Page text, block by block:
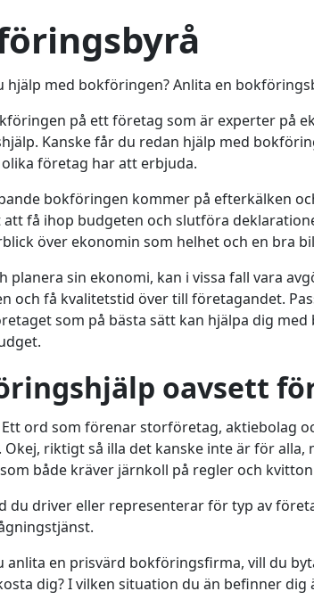
hjälp med bokföringen? Anlita en
på ett företag som är experter på
Kanske får du redan hjälp med
olika företag har att erbjuda.
bokföringen kommer på efterkälken
få ihop budgeten och slutföra
över ekonomin som helhet och en bra
planera sin ekonomi, kan i vissa fall vara
och få kvalitetstid över till företagandet.
som på bästa sätt kan hjälpa dig
oavsett
ord som förenar storföretag, aktiebolag
Okej, riktigt så illa det kanske inte är för
både kräver järnkoll på regler och
du driver eller representerar för typ av
anlita en prisvärd bokföringsfirma, vill du
dig? I vilken situation du än befinner